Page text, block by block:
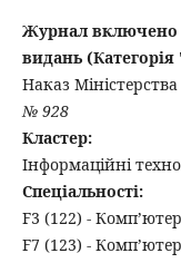
Журнал включено
видань
Наказ
№ 928
Кластер:
Інформаційні
Спеціальності:
F3 (122) -
F7 (123) -